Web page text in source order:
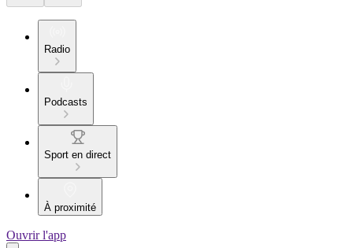
Radio
Podcasts
Sport en direct
À proximité
Ouvrir l'app